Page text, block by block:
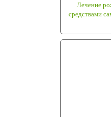
Лечение
средствами